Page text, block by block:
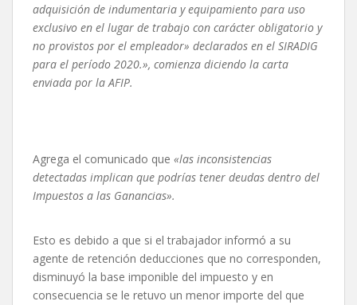
adquisición de indumentaria y equipamiento para uso
exclusivo en el lugar de trabajo con carácter obligatorio y
no provistos por el empleador» declarados en el SIRADIG
para el período 2020.», comienza diciendo la carta
enviada por la AFIP.
Agrega el comunicado que «las inconsistencias
detectadas implican que podrías tener deudas dentro del
Impuestos a las Ganancias».
Esto es debido a que si el trabajador informó a su
agente de retención deducciones que no corresponden,
disminuyó la base imponible del impuesto y en
consecuencia se le retuvo un menor importe del que